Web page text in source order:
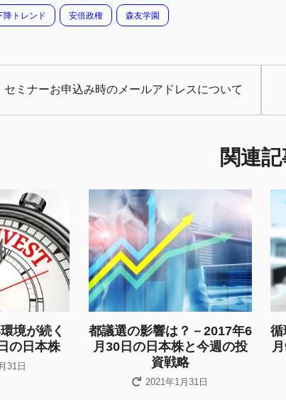
降トレンド 安倍政権 森友学園
セミナーお申込み時のメールアドレスについて
関連
境が続く
の日本株
31日
都議選の影響は？－2017年6
月30日の日本株と今週の投
資戦略
2021年1月31日
循